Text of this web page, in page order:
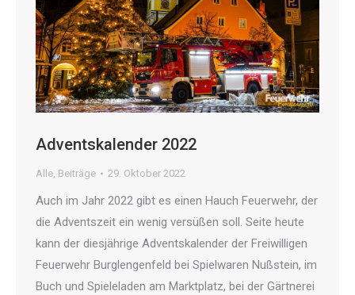
Adventskalender 2022
Alle, Beiträge 29. Oktober 2022
Auch im Jahr 2022 gibt es einen Hauch Feuerwehr, der
die Adventszeit ein wenig versüßen soll. Seite heute
kann der diesjährige Adventskalender der Freiwilligen
Feuerwehr Burglengenfeld bei Spielwaren Nußstein, im
Buch und Spieleladen am Marktplatz, bei der Gärtnerei